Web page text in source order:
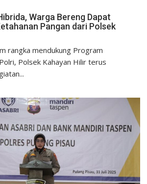
Warga Bereng Dapat
Pangan dari Polsek
rangka mendukung Program
Polsek Kahayan Hilir terus